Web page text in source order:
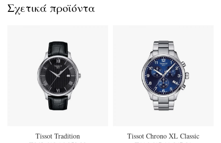
Σχετικά προϊόντα
Tissot Tradition
Tissot Chrono XL Classic